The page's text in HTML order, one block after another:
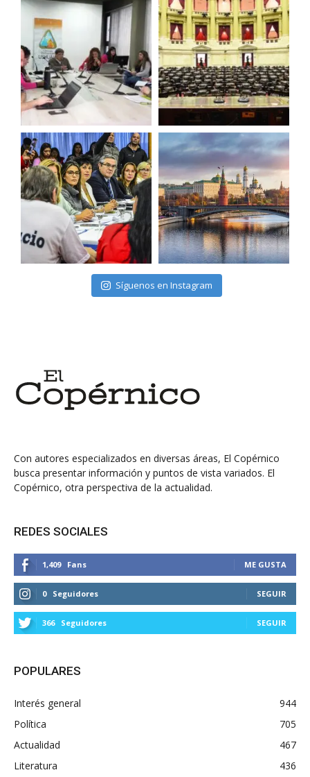
Síguenos en Instagram
Con autores especializados en diversas áreas, El Copérnico
busca presentar información y puntos de vista variados. El
Copérnico, otra perspectiva de la actualidad.
REDES SOCIALES
1,409 Fans ME GUSTA
0 Seguidores SEGUIR
366 Seguidores SEGUIR
POPULARES
Interés general
944
Política
705
Actualidad
467
Literatura
436